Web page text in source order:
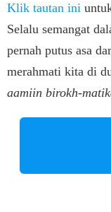
Klik tautan ini
Selalu semangat
pernah putus asa
merahmati kita di
aamiin birokh-